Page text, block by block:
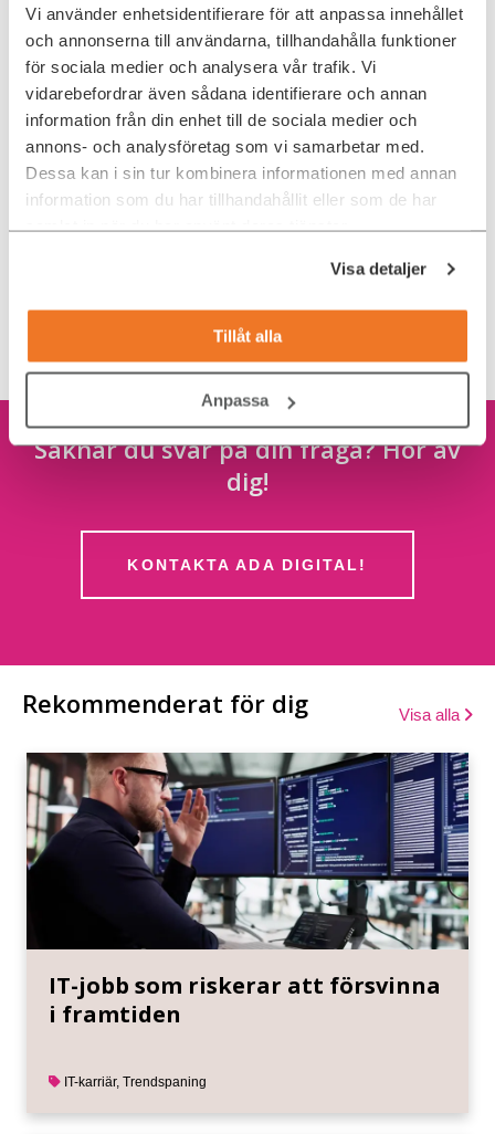
Vi använder enhetsidentifierare för att anpassa innehållet
och annonserna till användarna, tillhandahålla funktioner
för sociala medier och analysera vår trafik. Vi
vidarebefordrar även sådana identifierare och annan
information från din enhet till de sociala medier och
annons- och analysföretag som vi samarbetar med.
Dessa kan i sin tur kombinera informationen med annan
information som du har tillhandahållit eller som de har
samlat in när du har använt deras tjänster.
Visa detaljer
Tillåt alla
Anpassa
skickas istället tillbaka till startsidan.
När jag loggar in så står det redan att
jag har gjort vissa tester, men jag har
inte fått några tester av er. Vad är det
som gäller?
Jag har inte svenska som modersmål.
På vilket språk ska jag göra testerna?
Varför vill ni inte ha mitt personliga
Saknar du svar på din fråga? Hör av
dig!
KONTAKTA ADA DIGITAL!
Rekommenderat för dig Visa alla
IT-jobb som riskerar att försvinna
i framtiden
IT-karriär, Trendspaning